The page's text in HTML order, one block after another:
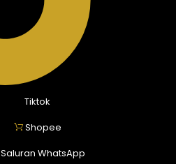
Tiktok
Shopee
Saluran WhatsApp